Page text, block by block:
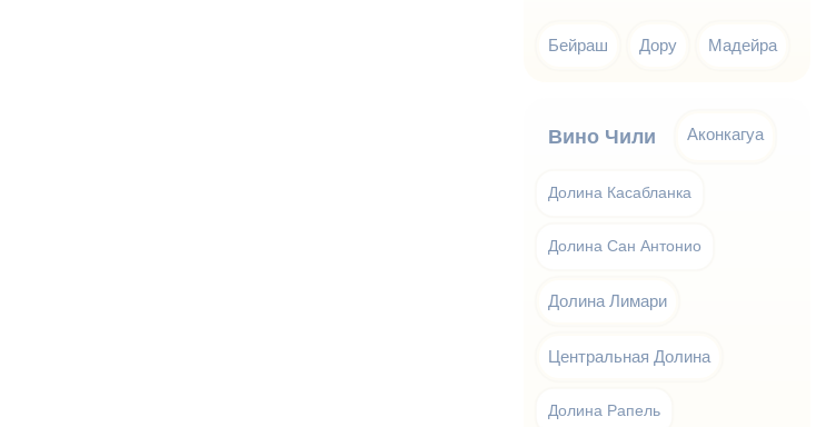
Бейраш Дору Мадейра
Вино Чили Аконкагуа
Долина Касабланка
Долина Сан Антонио
Долина Лимари
Центральная Долина
Долина Рапель